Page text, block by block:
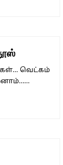
வெட்கம்